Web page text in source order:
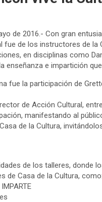
de 2016.- Con gran
fue de los instructores de
en disciplinas como
enseñanza e impartición
fue la participación de
de Acción Cultural,
manifestando al
de la Cultura,
de los talleres, donde
de Casa de la Cultura, como: